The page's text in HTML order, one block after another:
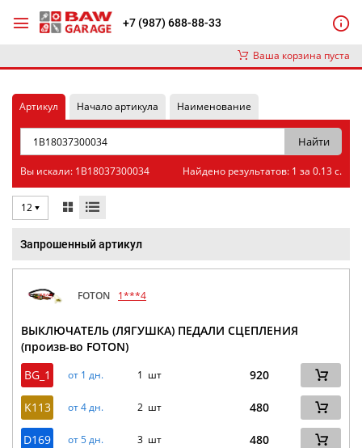
+7 (987) 688-88-33
Ваша корзина пуста
Артикул Начало артикула Наименование
Вы искали: 1B18037300034 Найдено результатов: 1 за 0.13 с.
12
Запрошенный артикул
FOTON 1***4
ВЫКЛЮЧАТЕЛЬ (ЛЯГУШКА) ПЕДАЛИ СЦЕПЛЕНИЯ
(произв-во FOTON)
BG_1
от 1 дн. 1 шт 920
K113 от 4 дн. 2 шт 480
D169 от 5 дн. 3 шт 480